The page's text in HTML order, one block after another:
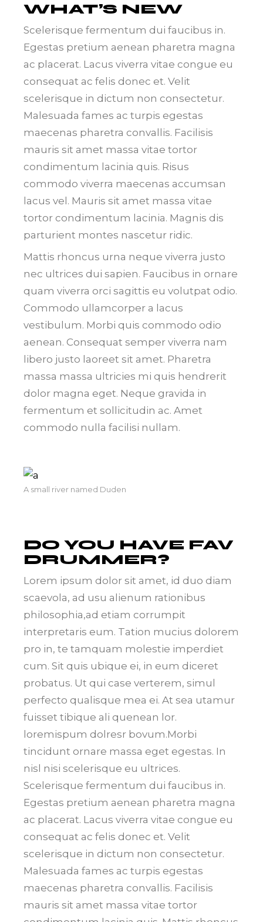
WHAT’S NEW
Scelerisque fermentum dui faucibus in.
Egestas pretium aenean pharetra magna
ac placerat. Lacus viverra vitae congue eu
consequat ac felis donec et. Velit
scelerisque in dictum non consectetur.
Malesuada fames ac turpis egestas
maecenas pharetra convallis. Facilisis
mauris sit amet massa vitae tortor
condimentum lacinia quis. Risus
commodo viverra maecenas accumsan
lacus vel. Mauris sit amet massa vitae
tortor condimentum lacinia. Magnis dis
parturient montes nascetur ridic.
Mattis rhoncus urna neque viverra justo
nec ultrices dui sapien. Faucibus in ornare
quam viverra orci sagittis eu volutpat odio.
Commodo ullamcorper a lacus
vestibulum. Morbi quis commodo odio
aenean. Consequat semper viverra nam
libero justo laoreet sit amet. Pharetra
massa massa ultricies mi quis hendrerit
dolor magna eget. Neque gravida in
fermentum et sollicitudin ac. Amet
commodo nulla facilisi nullam.
A small river named Duden
DO YOU HAVE FAV
DRUMMER?
Lorem ipsum dolor sit amet, id duo diam
scaevola, ad usu alienum rationibus
philosophia,ad etiam corrumpit
interpretaris eum. Tation mucius dolorem
pro in, te tamquam molestie imperdiet
cum. Sit quis ubique ei, in eum diceret
probatus. Ut qui case verterem, simul
perfecto qualisque mea ei. At sea utamur
fuisset tibique ali quenean lor.
loremispum dolresr bovum.Morbi
tincidunt ornare massa eget egestas. In
nisl nisi scelerisque eu ultrices.
Scelerisque fermentum dui faucibus in.
Egestas pretium aenean pharetra magna
ac placerat. Lacus viverra vitae congue eu
consequat ac felis donec et. Velit
scelerisque in dictum non consectetur.
Malesuada fames ac turpis egestas
maecenas pharetra convallis. Facilisis
mauris sit amet massa vitae tortor